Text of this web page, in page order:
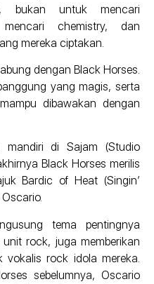
bukan untuk mencari
mencari chemistry, dan
mereka ciptakan.
dengan Black Horses.
yang magis, serta
dibawakan dengan
mandiri di Sajam (Studio
Black Horses merilis
Bardic of Heat (Singin’
tema pentingnya
rock, juga memberikan
vokalis rock idola mereka.
sebelumnya, Oscario